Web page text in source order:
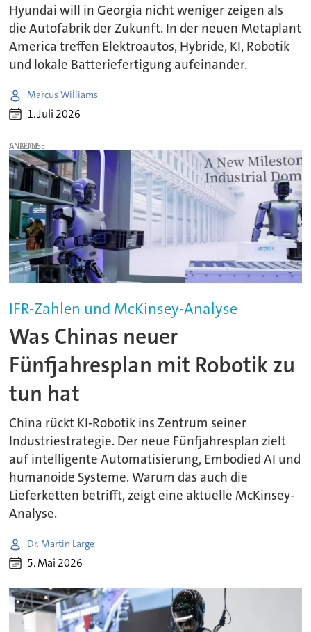
Hyundai will in Georgia nicht weniger zeigen als
die Autofabrik der Zukunft. In der neuen Metaplant
America treffen Elektroautos, Hybride, KI, Robotik
und lokale Batteriefertigung aufeinander.
Marcus Williams
1. Juli 2026
ANZEIGE
IFR-Zahlen und McKinsey-Analyse
Was Chinas neuer
Fünfjahresplan mit Robotik zu
tun hat
China rückt KI-Robotik ins Zentrum seiner
Industriestrategie. Der neue Fünfjahresplan zielt
auf intelligente Automatisierung, Embodied AI und
humanoide Systeme. Warum das auch die
Lieferketten betrifft, zeigt eine aktuelle McKinsey-
Analyse.
Dr. Martin Large
5. Mai 2026